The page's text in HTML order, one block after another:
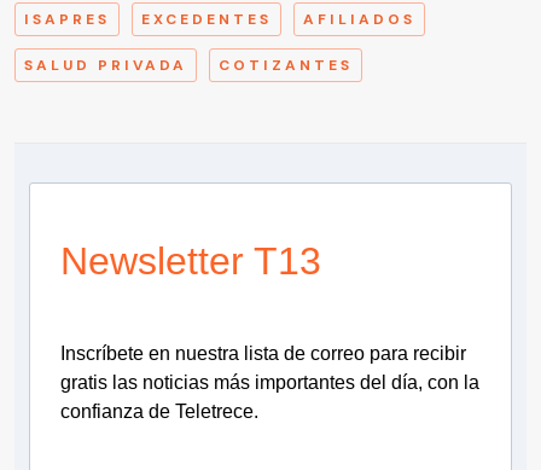
ISAPRES EXCEDENTES AFILIADOS
SALUD PRIVADA COTIZANTES
Newsletter T13
Inscríbete en nuestra lista de correo para recibir
gratis las noticias más importantes del día, con la
confianza de Teletrece.